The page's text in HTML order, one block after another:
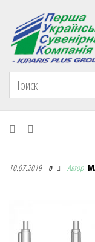
Первая
Первая
10.07.2019 0 Автор